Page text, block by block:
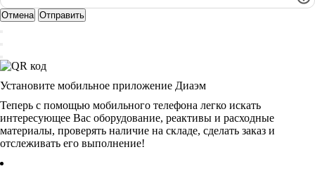
Отмена Отправить
Установите мобильное приложение Диаэм
Теперь с помощью мобильного телефона легко искать
интересующее Вас оборудование, реактивы и расходные
материалы, проверять наличие на складе, сделать заказ и
отслеживать его выполнение!